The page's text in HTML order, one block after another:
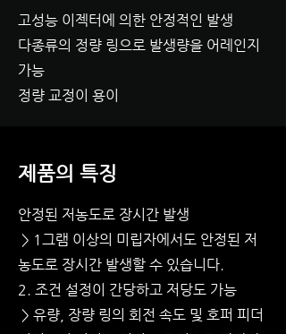
고성능 이젝터에 의한 안정적인 발생
다종류의 정량 링으로 발생량을 어레인지
가능
​정량 교정이 용이
제품의 특징
안정된 저농도로 장시간 발생
> 1그램 이상의 미립자에서도 안정된 저
농도로 장시간 발생할 수 있습니다.
2. 조건 설정이 간당하고 저당도 가능
> 유량, 장량 링의 회전 속도 및 호퍼 피더